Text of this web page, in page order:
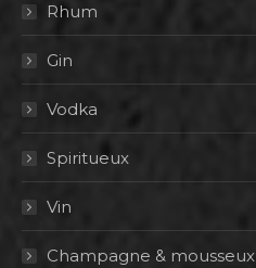
Rhum
Gin
Vodka
Spiritueux
Vin
Champagne & mousseux